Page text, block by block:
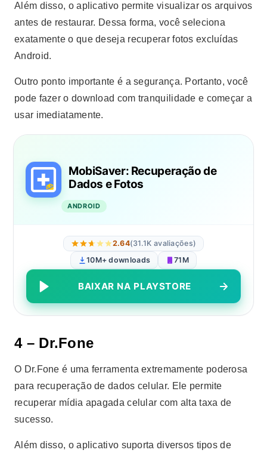
Além disso, o aplicativo permite visualizar os arquivos
antes de restaurar. Dessa forma, você seleciona
exatamente o que deseja recuperar fotos excluídas
Android.
Outro ponto importante é a segurança. Portanto, você
pode fazer o download com tranquilidade e começar a
usar imediatamente.
MobiSaver: Recuperação de
Dados e Fotos
ANDROID
2.64(31.1K avaliações)
10M+ downloads
71M
BAIXAR NA PLAYSTORE
4 – Dr.Fone
O Dr.Fone é uma ferramenta extremamente poderosa
para recuperação de dados celular. Ele permite
recuperar mídia apagada celular com alta taxa de
sucesso.
Além disso, o aplicativo suporta diversos tipos de